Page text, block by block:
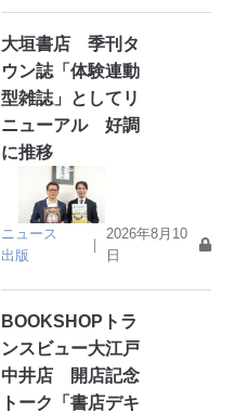
大垣書店 季刊タ
ウン誌「体験連動
型雑誌」としてリ
ニューアル 好調
に推移
ニュース
出版
｜
2026年8月10
日
BOOKSHOPトラ
ンスビュー大江戸
中井店 開店記念
トーク「書店デキ